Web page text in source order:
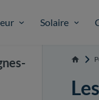
Solaire
Accueil